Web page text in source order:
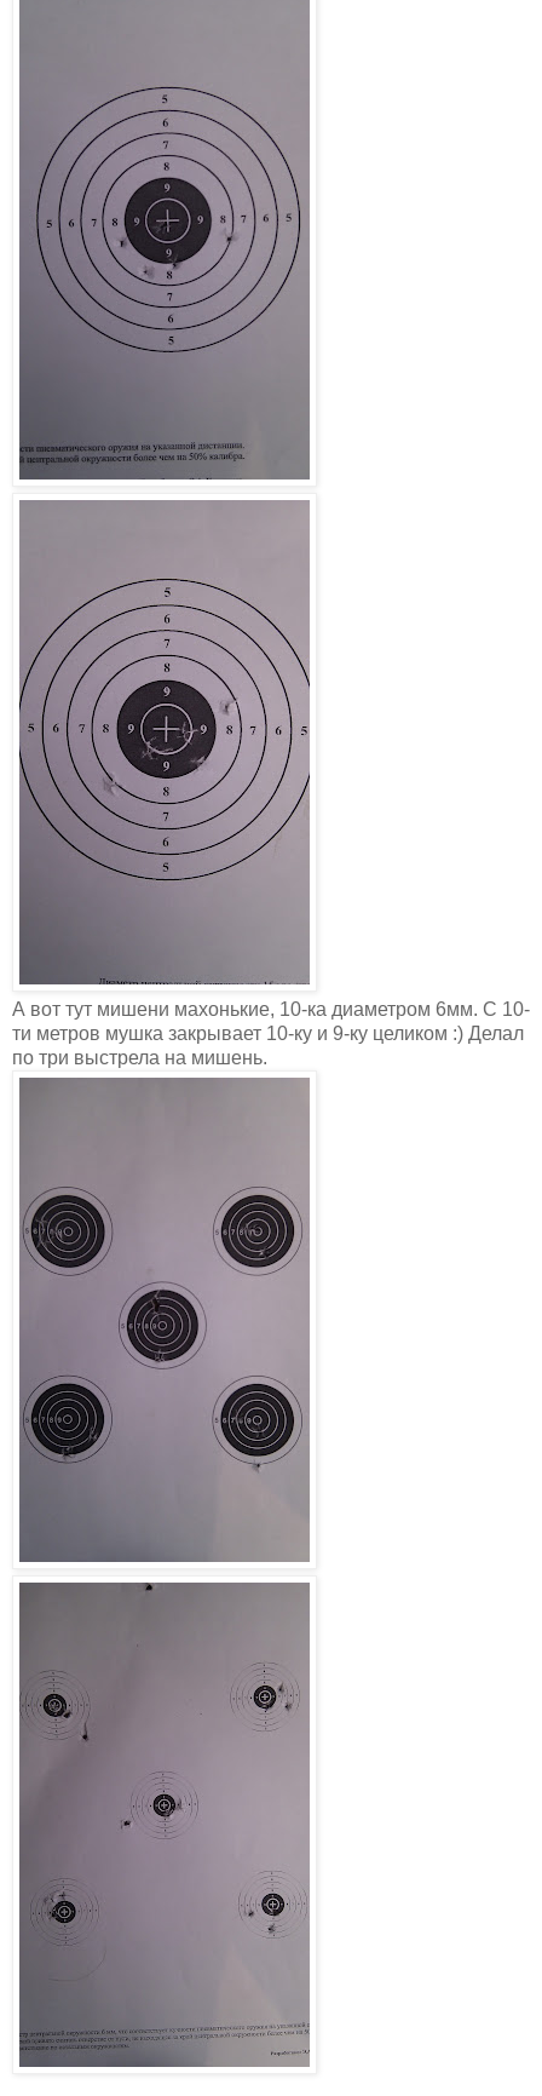
А вот тут мишени махонькие, 10-ка диаметром 6мм. С 10-
ти метров мушка закрывает 10-ку и 9-ку целиком :) Делал
по три выстрела на мишень.